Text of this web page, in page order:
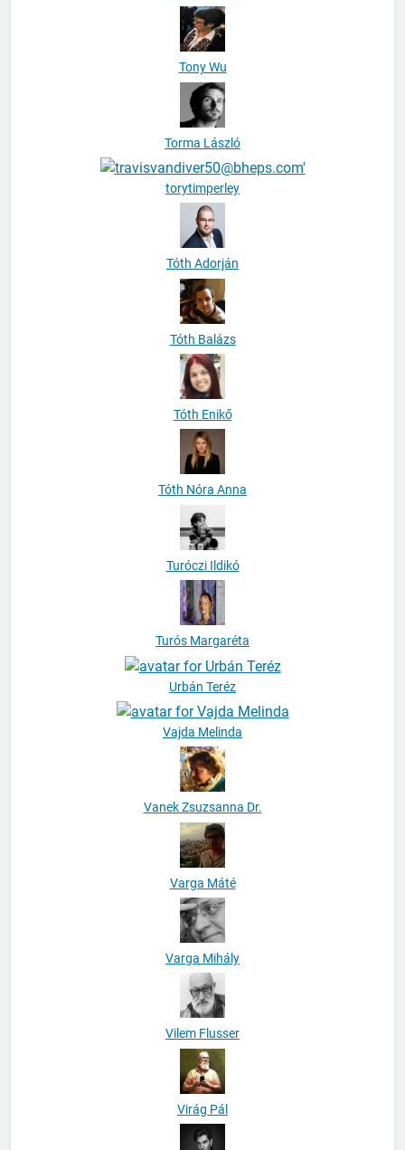
Tony Wu
Torma László
torytimperley
Tóth Adorján
Tóth Balázs
Tóth Enikő
Tóth Nóra Anna
Turóczi Ildikó
Turós Margaréta
Urbán Teréz
Vajda Melinda
Vanek Zsuzsanna Dr.
Varga Máté
Varga Mihály
Vilem Flusser
Virág Pál